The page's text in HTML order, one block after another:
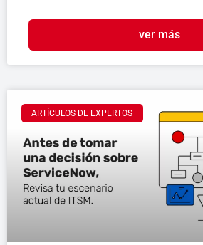
ver más
ARTÍCULOS DE EXPERTOS